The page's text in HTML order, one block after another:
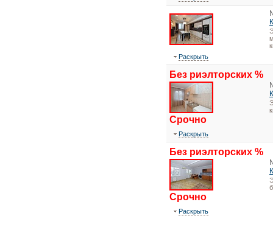
Раскрыть
Без риэлторских %
Срочно
Раскрыть
Без риэлторских %
Срочно
Раскрыть